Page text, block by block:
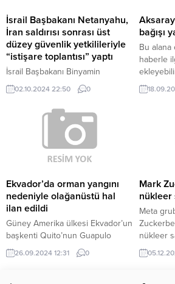
SONUÇLAR GELİYOR Kıran kırana
geçen yarışı...
17 Air’ın
İsrail Başbakanı Netanyahu,
İran saldırısı sonrası üst
düzey güvenlik yetkilileriyle
“istişare toplantısı” yaptı
İsrail Başbakanı Binyamin
Netanyahu’nun üst düzey
güvenlik yetkilileriyle “istişare
toplantısı” yaptığı belirtildi.
Başbakanlık Basın Ofisinden
yapılan yazılı açıklamada, “istişare
toplantısının” Tel Aviv’de yapıldığı
ifade edildi. İran’ın İsrail’e
Haberi Görüntüle Açıklamayla
birlikte paylaşılan fotoğrafta,
toplantıda Savunma Bakanı Yoav
Gallant, Genelkurmay Başkanı
Herzi Halevi, dış istihbarat
teşkilatı Mossad...
02.10.2024 22:50 0
bağışı
Bu
haberle
olarak
Ekvador’da orman yangını
nedeniyle olağanüstü hal
ilan edildi
Güney Amerika ülkesi Ekvador’un
başkenti Quito’nun Guapulo
bölgesinde çıkan orman yangını 3
gündür devam ediyor. Quito
26.09.2024 12:31 0
Mark
Meta
nükleer
açıklama